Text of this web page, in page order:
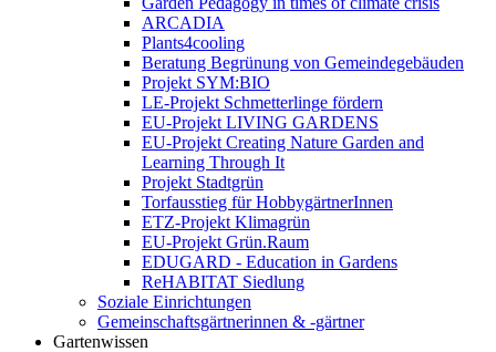
ARCADIA
Plants4cooling
Beratung Begrünung von Gemeindegebäuden
Projekt SYM:BIO
LE-Projekt Schmetterlinge fördern
EU-Projekt LIVING GARDENS
EU-Projekt Creating Nature Garden and
Learning Through It
Projekt Stadtgrün
Torfausstieg für HobbygärtnerInnen
ETZ-Projekt Klimagrün
EU-Projekt Grün.Raum
EDUGARD - Education in Gardens
ReHABITAT Siedlung
Soziale Einrichtungen
Gemeinschaftsgärtnerinnen & -gärtner
Gartenwissen